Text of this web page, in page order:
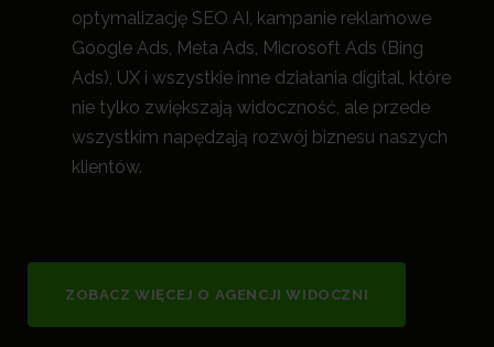
optymalizację SEO AI, kampanie reklamowe
Google Ads, Meta Ads, Microsoft Ads (Bing
Ads), UX i wszystkie inne działania digital, które
nie tylko zwiększają widoczność, ale przede
wszystkim napędzają rozwój biznesu naszych
klientów.
ZOBACZ WIĘCEJ O AGENCJI WIDOCZNI